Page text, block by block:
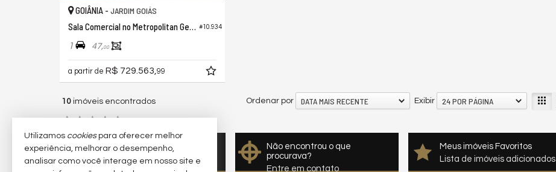
#10.934
GOIÂNIA - JARDIM GOIÁS
Sala Comercial no Metropolitan Genebra
1 47,00
a partir de R$ 729.563, 99
10 imóveis encontrados Exibir 24 POR PÁGINA
Ordenar por DATA MAIS RECENTE
Quer vender seu imóvel?
Cadastre-se e anuncie
conosco
Não encontrou o que
procurava?
Entre em contato
Meus imóveis Favoritos
Lista de imóveis adicionados
Utilizamos cookiespara oferecer melhor
experiência, melhorar o desempenho,
analisar como você interage em nosso site e